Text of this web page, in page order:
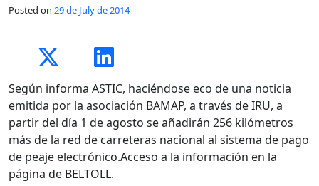
Posted on 29 de July de 2014
Según informa ASTIC, haciéndose eco de una noticia
emitida por la asociación BAMAP, a través de IRU, a
partir del día 1 de agosto se añadirán 256 kilómetros
más de la red de carreteras nacional al sistema de pago
de peaje electrónico.Acceso a la información en la
página de BELTOLL.